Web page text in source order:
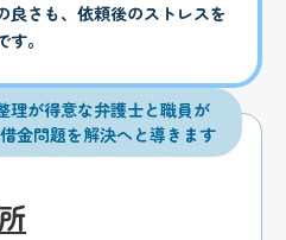
良さも、依頼後のストレスを
。
理が得意な弁護士と職員が
金問題を解決へと導きます